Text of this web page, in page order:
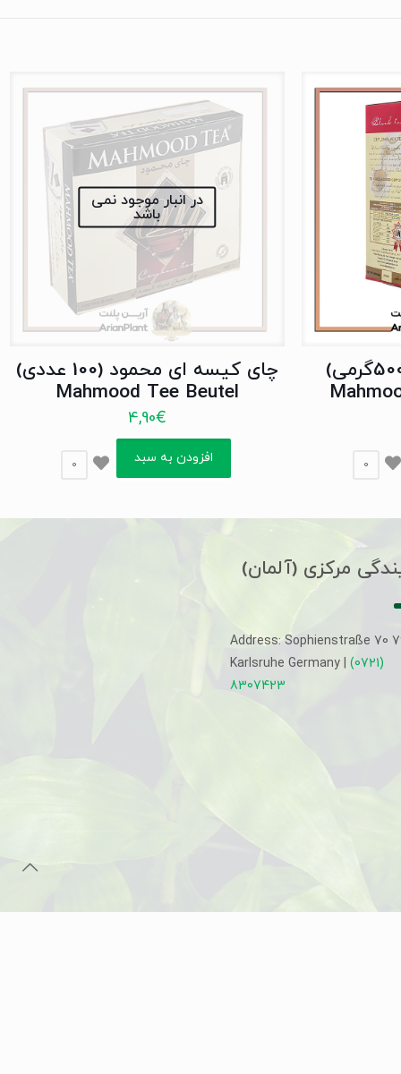
چای محمود سیاه (500گرمی)
0
در انبار موجود نمی
باشد
چای کیسه ای محمود (100 عددی)
Mahmood Tee Beutel
4,90€
افزودن به سبد 0
مرکزی (آلمان)
Address: Sophienstraße 70
Karlsruhe Germany | (0721)
8307423